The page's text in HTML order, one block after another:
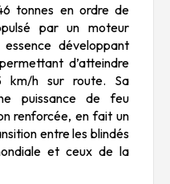
tonnes en ordre de
par un moteur
développant
d’atteindre
km/h sur route. Sa
puissance de feu
renforcée, en fait un
entre les blindés
et ceux de la